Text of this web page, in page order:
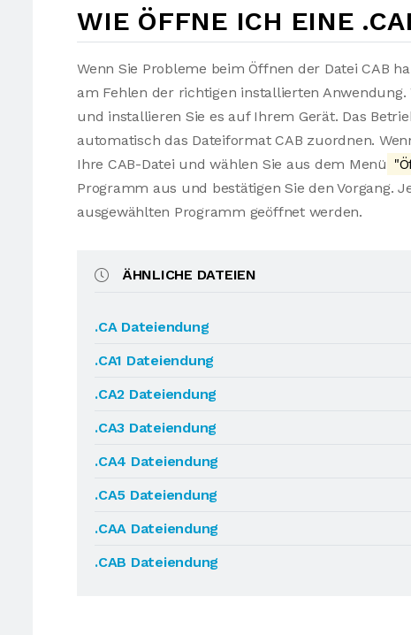
WIE ÖFFNE ICH EINE
Wenn Sie Probleme beim Öffnen der Datei CAB
am Fehlen der richtigen installierten
und installieren Sie es auf Ihrem Gerät. Das
automatisch das Dateiformat CAB zuordnen.
Ihre CAB-Datei und wählen Sie aus dem Menü
Programm aus und bestätigen Sie den Vorgang.
ausgewählten Programm geöffnet werden.
ÄHNLICHE DATEIEN
.CA Dateiendung
.CA1 Dateiendung
.CA2 Dateiendung
.CA3 Dateiendung
.CA4 Dateiendung
.CA5 Dateiendung
.CAA Dateiendung
.CAB Dateiendung